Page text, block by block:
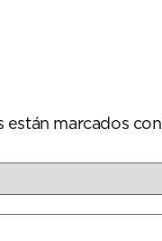
están marcados con